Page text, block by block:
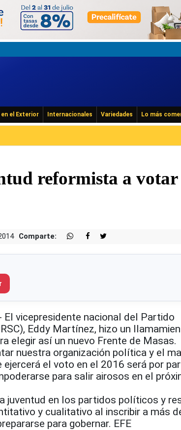
el Exterior Internacionales Variedades Lo más
reformista a
Comparte:
El vicepresidente nacional del Partido
Eddy Martínez, hizo un
elegir así un nuevo Frente de Masas.
nuestra organización política y el
ejercerá el voto en el 2016 será por
para salir airosos en el
juventud en los partidos políticos y
y cualitativo al inscribir a más
para gobernar. EFE